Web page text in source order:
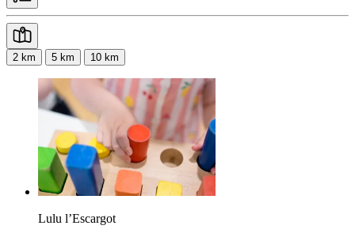
2 km 5 km 10 km
Lulu l’Escargot